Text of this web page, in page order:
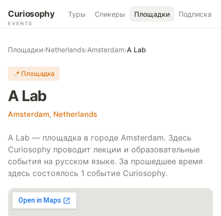
Curiosophy
EVENTS
Туры Спикеры Площадки Подписка
Площадки›Netherlands›Amsterdam›A Lab
📍 Площадка
A Lab
Amsterdam, Netherlands
A Lab — площадка в городе Amsterdam. Здесь
Curiosophy проводит лекции и образовательные
события на русском языке. За прошедшее время
здесь состоялось 1 событие Curiosophy.